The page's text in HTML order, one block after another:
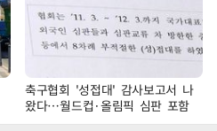
축구협회 '성접대' 감사보고서 나
왔다…월드컵·올림픽 심판 포함